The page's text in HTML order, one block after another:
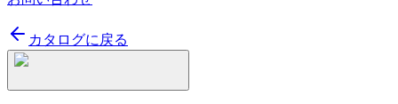
カタログに戻る